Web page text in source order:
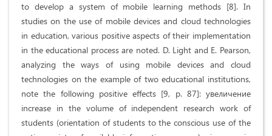
to develop a system of mobile learning methods [8]. In
studies on the use of mobile devices and cloud technologies
in education, various positive aspects of their implementation
in the educational process are noted. D. Light and E. Pearson,
analyzing the ways of using mobile devices and cloud
technologies on the example of two educational institutions,
note the following positive effects [9, p. 87]: увеличение
increase in the volume of independent research work of
students (orientation of students to the conscious use of the